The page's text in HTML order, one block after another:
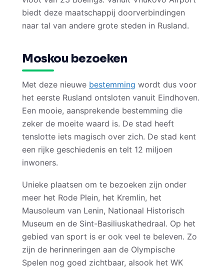
biedt deze maatschappij doorverbindingen
naar tal van andere grote steden in Rusland.
Moskou bezoeken
Met deze nieuwe bestemming wordt dus voor
het eerste Rusland ontsloten vanuit Eindhoven.
Een mooie, aansprekende bestemming die
zeker de moeite waard is. De stad heeft
tenslotte iets magisch over zich. De stad kent
een rijke geschiedenis en telt 12 miljoen
inwoners.
Unieke plaatsen om te bezoeken zijn onder
meer het Rode Plein, het Kremlin, het
Mausoleum van Lenin, Nationaal Historisch
Museum en de Sint-Basiliuskathedraal. Op het
gebied van sport is er ook veel te beleven. Zo
zijn de herinneringen aan de Olympische
Spelen nog goed zichtbaar, alsook het WK